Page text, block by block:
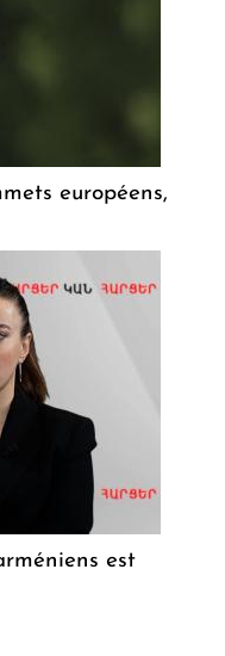
européens,
est